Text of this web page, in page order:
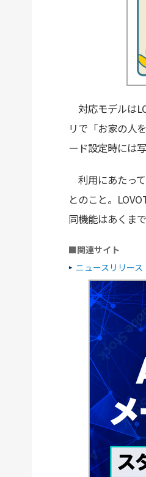
対応モデルは
リで「お家の人
ード設定時には
利用にあたっ
とのこと。
同機能はあくま
■関連サイト
ニュースリリース